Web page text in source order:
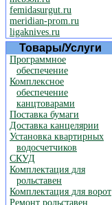
femidasurgut.ru
meridian-prom.ru
ligaknives.ru
Товары/Услуги
Программное
обеспечение
Комплексное
обеспечение
канцтоварами
Поставка бумаги
Доставка канцелярии
Установка квартирных
водосчетчиков
СКУД
Комплектация для
рольставен
Комплектация для ворот
Ремонт рольставен